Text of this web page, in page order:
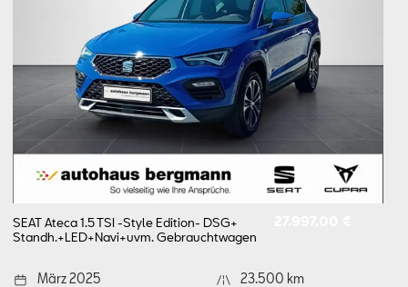
SEAT Ateca 1.5 TSI -Style Edition- DSG+​
Standh.+​LED+​Navi+​uvm.Gebrauchtwagen
März 2025 23.500 km